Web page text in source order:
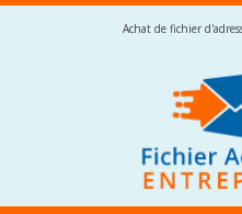
Achat de fichier